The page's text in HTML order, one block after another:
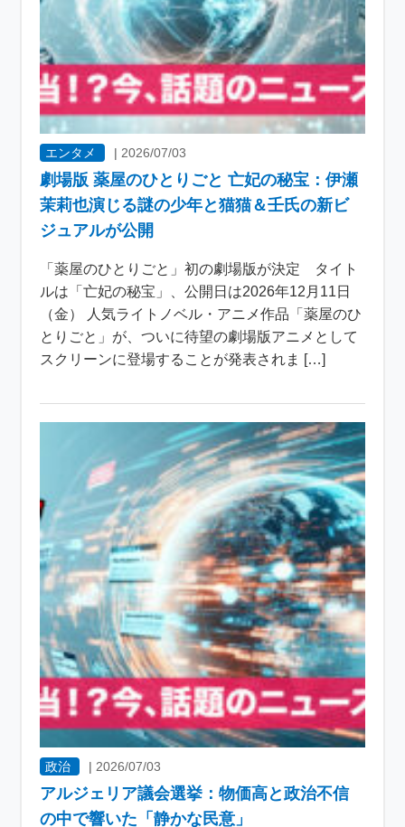
エンタメ |2026/07/03
劇場版 薬屋のひとりごと 亡妃の秘宝：伊瀬
茉莉也演じる謎の少年と猫猫＆壬氏の新ビ
ジュアルが公開
「薬屋のひとりごと」初の劇場版が決定 タイト
ルは「亡妃の秘宝」、公開日は2026年12月11日
（金） 人気ライトノベル・アニメ作品「薬屋のひ
とりごと」が、ついに待望の劇場版アニメとして
スクリーンに登場することが発表されま […]
政治 | 2026/07/03
アルジェリア議会選挙：物価高と政治不信
の中で響いた「静かな民意」